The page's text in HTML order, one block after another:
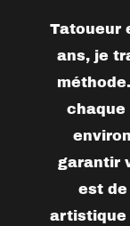
Tatoueur
ans, je
garantir
est
artistique